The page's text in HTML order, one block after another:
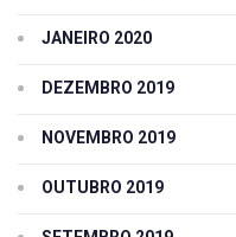
JANEIRO 2020
DEZEMBRO 2019
NOVEMBRO 2019
OUTUBRO 2019